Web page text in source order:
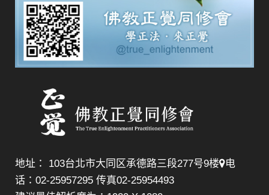
地址： 103台北市大同区承德路三段277号9楼
电
话：02-25957295 传真02-25954493